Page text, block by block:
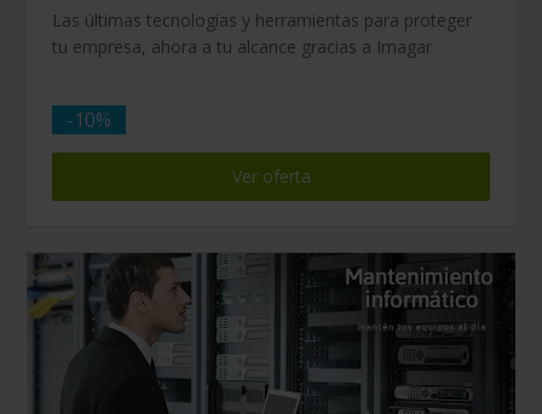
Las últimas tecnologías y herramientas para proteger
tu empresa, ahora a tu alcance gracias a Imagar
-10%
Ver oferta